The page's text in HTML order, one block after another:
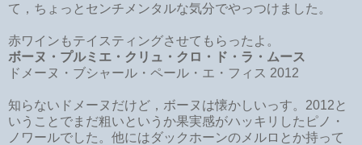
て，ちょっとセンチメンタルな気分でやっつけました。
赤ワインもテイスティングさせてもらったよ。
ボーヌ・プルミエ・クリュ・クロ・ド・ラ・ムース
ドメーヌ・ブシャール・ペール・エ・フィス 2012
知らないドメーヌだけど，ボーヌは懐かしいっす。2012と
いうことでまだ粗いというか果実感がハッキリしたピノ・
ノワールでした。他にはダックホーンのメルロとか持って